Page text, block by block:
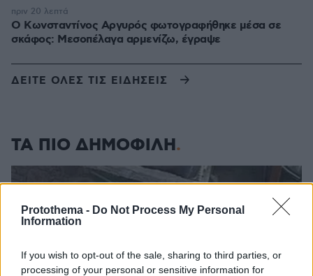
Protothema - Do Not Process My Personal
Information
If you wish to opt-out of the sale, sharing to third parties, or
processing of your personal or sensitive information for
Ο Κωνσταντίνος Αργυρός φωτογραφήθηκε μέσα σε
σκάφος: Μεσοπέλαγα αρμενίζω, έγραψε
πριν 20 λεπτά
ΔΕΙΤΕ ΟΛΕΣ ΤΙΣ ΕΙΔΗΣΕΙΣ
ΤΑ ΠΙΟ ΔΗΜΟΦΙΛΗ